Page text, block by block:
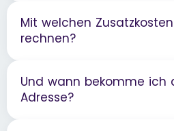
Mit welchen
rechnen?
Und wann bekomme ich
Adresse?